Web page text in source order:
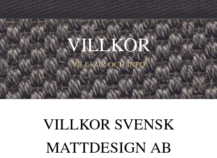
VILLKOR
VILLKOR OCH INFO
VILLKOR SVENSK
MATTDESIGN AB